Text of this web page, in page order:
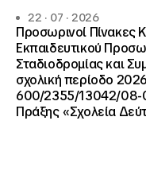
22 · 07 · 2026
Προσωρινοί Πίνακες
Εκπαιδευτικού
Σταδιοδρομίας και
σχολική περίοδο
600/2355/13042/08-
Πράξης «Σχολεία